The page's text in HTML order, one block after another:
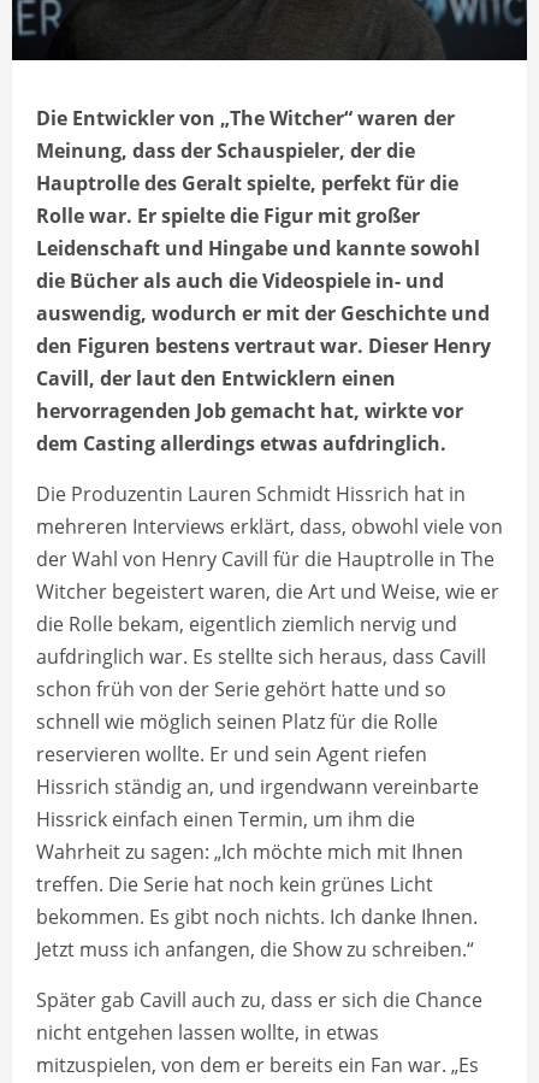
Die Entwickler von „The Witcher“ waren der
Meinung, dass der Schauspieler, der die
Hauptrolle des Geralt spielte, perfekt für die
Rolle war. Er spielte die Figur mit großer
Leidenschaft und Hingabe und kannte sowohl
die Bücher als auch die Videospiele in- und
auswendig, wodurch er mit der Geschichte und
den Figuren bestens vertraut war. Dieser Henry
Cavill, der laut den Entwicklern einen
hervorragenden Job gemacht hat, wirkte vor
dem Casting allerdings etwas aufdringlich.
Die Produzentin Lauren Schmidt Hissrich hat in
mehreren Interviews erklärt, dass, obwohl viele von
der Wahl von Henry Cavill für die Hauptrolle in The
Witcher begeistert waren, die Art und Weise, wie er
die Rolle bekam, eigentlich ziemlich nervig und
aufdringlich war. Es stellte sich heraus, dass Cavill
schon früh von der Serie gehört hatte und so
schnell wie möglich seinen Platz für die Rolle
reservieren wollte. Er und sein Agent riefen
Hissrich ständig an, und irgendwann vereinbarte
Hissrick einfach einen Termin, um ihm die
Wahrheit zu sagen: „Ich möchte mich mit Ihnen
treffen. Die Serie hat noch kein grünes Licht
bekommen. Es gibt noch nichts. Ich danke Ihnen.
Jetzt muss ich anfangen, die Show zu schreiben.“
Später gab Cavill auch zu, dass er sich die Chance
nicht entgehen lassen wollte, in etwas
mitzuspielen, von dem er bereits ein Fan war. „Es